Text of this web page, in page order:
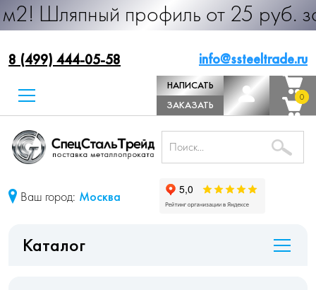
профиль от 25 руб. за м.п.
8 (499) 444-05-58 info@ssteeltrade.ru
НАПИСАТЬ
ДИРЕКТОРУ
ЗАКАЗАТЬ
ЗВОНОК
0
0
Ваш город: Москва
Каталог